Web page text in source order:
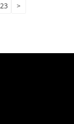
23 >